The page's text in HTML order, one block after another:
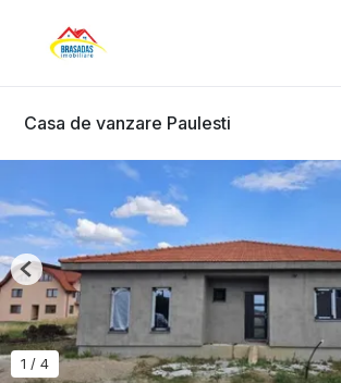
Casa de vanzare Paulesti
1 / 4
Previous